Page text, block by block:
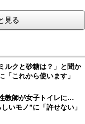
見る
ルクと砂糖は？」と聞か
これから使います」
性教師が女子トイレに…
いモノ”に「許せない」